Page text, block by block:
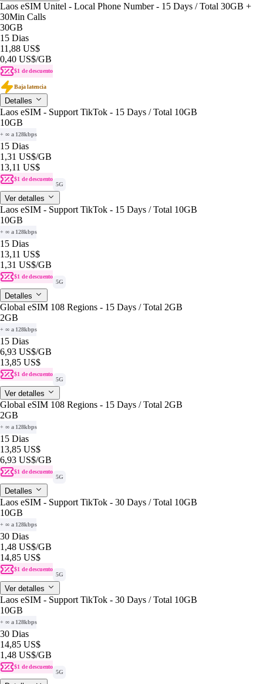
Laos eSIM Unitel - Local Phone Number - 15 Days / Total 30GB +
30Min Calls
30GB
15 Dias
11,88 US$
0,40 US$/GB
$1 de descuento
Baja latencia
Detalles
Laos eSIM - Support TikTok - 15 Days / Total 10GB
10GB
+ ∞ a 128kbps
15 Dias
1,31 US$/GB
13,11 US$
$1 de descuento
5G
Ver detalles
Laos eSIM - Support TikTok - 15 Days / Total 10GB
10GB
+ ∞ a 128kbps
15 Dias
13,11 US$
1,31 US$/GB
$1 de descuento
5G
Detalles
Global eSIM 108 Regions - 15 Days / Total 2GB
2GB
+ ∞ a 128kbps
15 Dias
6,93 US$/GB
13,85 US$
$1 de descuento
5G
Ver detalles
Global eSIM 108 Regions - 15 Days / Total 2GB
2GB
+ ∞ a 128kbps
15 Dias
13,85 US$
6,93 US$/GB
$1 de descuento
5G
Detalles
Laos eSIM - Support TikTok - 30 Days / Total 10GB
10GB
+ ∞ a 128kbps
30 Dias
1,48 US$/GB
14,85 US$
$1 de descuento
5G
Ver detalles
Laos eSIM - Support TikTok - 30 Days / Total 10GB
10GB
+ ∞ a 128kbps
30 Dias
14,85 US$
1,48 US$/GB
$1 de descuento
5G